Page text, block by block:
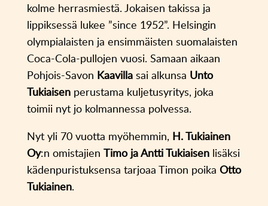
kolme herrasmiestä. Jokaisen takissa ja
lippiksessä lukee ”since 1952”. Helsingin
olympialaisten ja ensimmäisten suomalaisten
Coca-Cola-pullojen vuosi. Samaan aikaan
Pohjois-Savon Kaavillasai alkunsa Unto
Tukiaisenperustama kuljetusyritys, joka
toimii nyt jo kolmannessa polvessa.
Nyt yli 70 vuotta myöhemmin, H. Tukiainen
Oy:n omistajien Timo ja Antti Tukiaisenlisäksi
kädenpuristuksensa tarjoaa Timon poika Otto
Tukiainen.